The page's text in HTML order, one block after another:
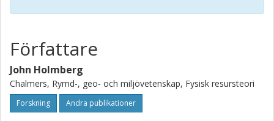
Författare
John Holmberg
Chalmers, Rymd-, geo- och miljövetenskap, Fysisk resursteori
Forskning Andra publikationer